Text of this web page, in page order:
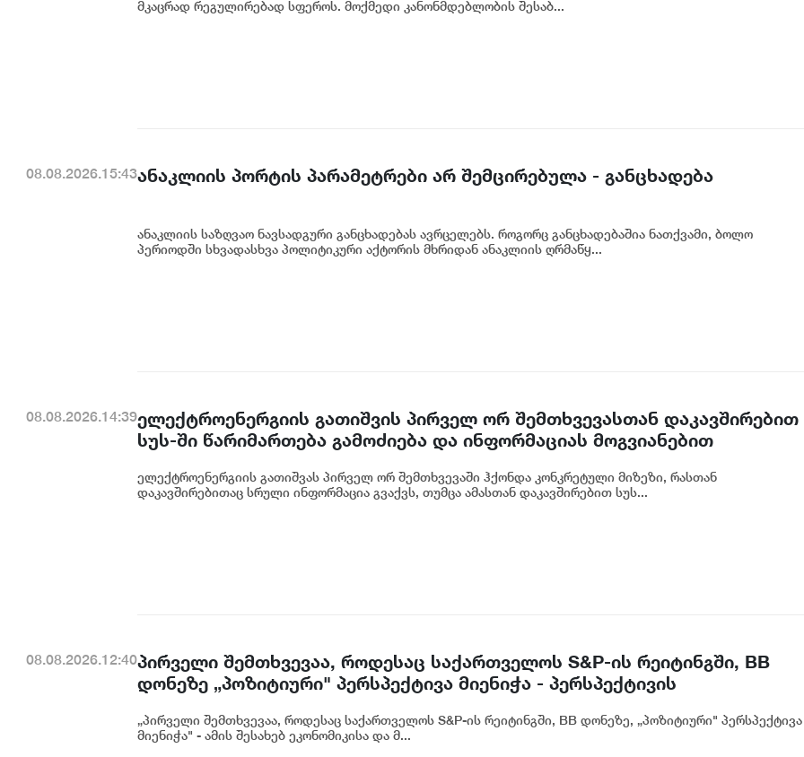
მკაცრად რეგულირებად სფეროს. მოქმედი კანონმდებლობის შესაბ...
08.08.2026.15:43ანაკლიის პორტის პარამეტრები არ შემცირებულა - განცხადება
ანაკლიის საზღვაო ნავსადგური განცხადებას ავრცელებს. როგორც განცხადებაშია ნათქვამი, ბოლო
პერიოდში სხვადასხვა პოლიტიკური აქტორის მხრიდან ანაკლიის ღრმაწყ...
08.08.2026.14:39ელექტროენერგიის გათიშვის პირველ ორ შემთხვევასთან დაკავშირებით
სუს-ში წარიმართება გამოძიება და ინფორმაციას მოგვიანებით
კონკრეტული მიზეზი - კონკრეტული სარეაბილიტაციო სამუშაოები
ენგურჰესზე - ირაკლი კობახიძე
ელექტროენერგიის გათიშვას პირველ ორ შემთხვევაში ჰქონდა კონკრეტული მიზეზი, რასთან
დაკავშირებითაც სრული ინფორმაცია გვაქვს, თუმცა ამასთან დაკავშირებით სუს...
08.08.2026.12:40პირველი შემთხვევაა, როდესაც საქართველოს S&P-ის რეიტინგში, BB
დონეზე „პოზიტიური" პერსპექტივა მიენიჭა - პერსპექტივის
საერთაშორისო ინვესტორებისთვის მიმზიდველ ქვეყნად რჩება | ვახტანგ
ცინცაძე
„პირველი შემთხვევაა, როდესაც საქართველოს S&P-ის რეიტინგში, BB დონეზე, „პოზიტიური" პერსპექტივა
მიენიჭა" - ამის შესახებ ეკონომიკისა და მ...